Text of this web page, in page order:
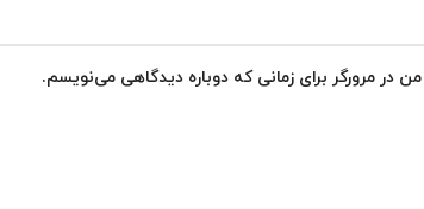
در مرورگر برای زمانی که دوباره دیدگاهی می‌نویسم.